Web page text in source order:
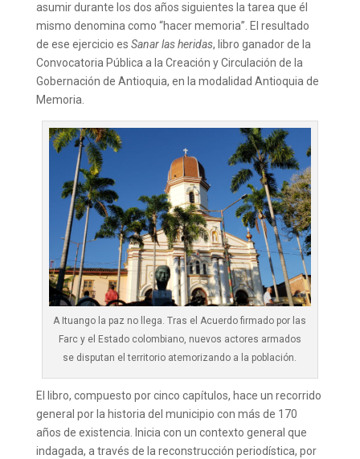
asumir durante los dos años siguientes la tarea que él
mismo denomina como “hacer memoria”. El resultado
de ese ejercicio es Sanar las heridas, libro ganador de la
Convocatoria Pública a la Creación y Circulación de la
Gobernación de Antioquia, en la modalidad Antioquia de
Memoria.
A Ituango la paz no llega. Tras el Acuerdo firmado por las
Farc y el Estado colombiano, nuevos actores armados
se disputan el territorio atemorizando a la población.
El libro, compuesto por cinco capítulos, hace un recorrido
general por la historia del municipio con más de 170
años de existencia. Inicia con un contexto general que
indagada, a través de la reconstrucción periodística, por